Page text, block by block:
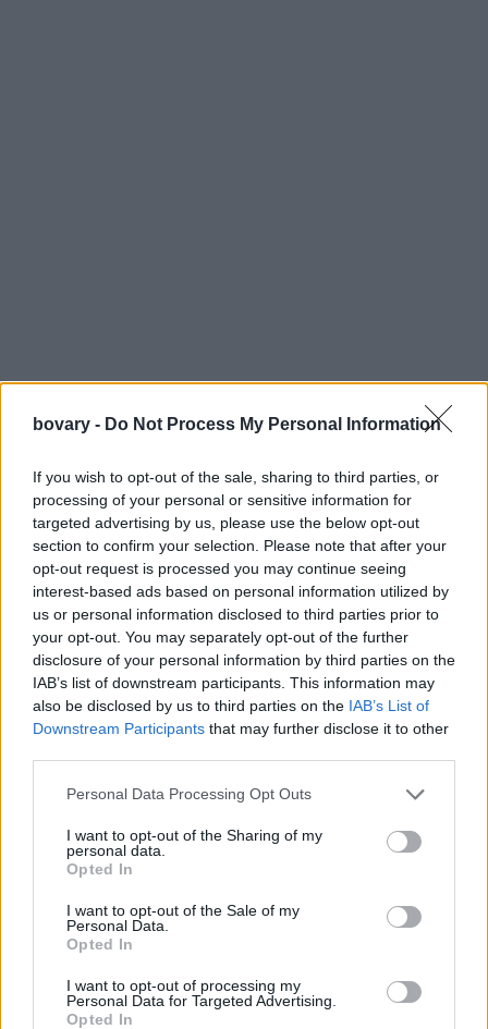
bovary - Do Not Process My Personal Information
If you wish to opt-out of the sale, sharing to third parties, or
processing of your personal or sensitive information for
targeted advertising by us, please use the below opt-out
section to confirm your selection. Please note that after your
opt-out request is processed you may continue seeing
interest-based ads based on personal information utilized by
us or personal information disclosed to third parties prior to
your opt-out. You may separately opt-out of the further
disclosure of your personal information by third parties on the
IAB’s list of downstream participants. This information may
also be disclosed by us to third parties on the IAB’s List of
Downstream Participants that may further disclose it to other
Personal Data Processing Opt Outs
I want to opt-out of the Sharing of my
personal data.
Opted In
I want to opt-out of the Sale of my
Personal Data.
Opted In
I want to opt-out of processing my
Personal Data for Targeted Advertising.
Opted In
Ανακούφισε τα με5 πολύτιμα tips , plus ένα diy scrub
Καταπολέμησε την έντονη ξηρότητα με μικρή ποσότητα
βαζελίνης, πριν τον ύπνο.
Βάλε στη διατροφή σου περισσότερη βιταμίνη Β μέσα από την
κατανάλωση ξηρών καρπών και πράσινων λαχανικών.
Μην τα γλείφεις στην προσπάθεια σου να απαλύνεις τον πόνο ή
το τσούξιμο της ξηρότητας, καθώς το σάλιο περιέχει πεπτικά
ένζυμα που έχουν την τάση να στεγνώνουν τους ιστούς.
Τρίψε μια χοντρή φέτα αγγουριού καθημερινά για δέκα λεπτά
στην επιφάνεια τους ή άπλωσε λίγο τζελ αλόης.
Εμπιστεύσου τις ευεργετικές ιδιότητες του μελιού και κάνε
μασάζ καθημερινά.